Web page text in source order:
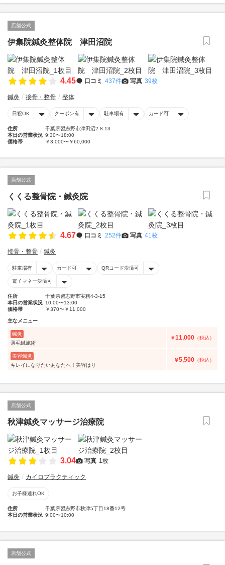
店舗公式
伊集院鍼灸整体院 津田沼院
4.45 口コミ 437件 写真 39枚
鍼灸 接骨・整骨 整体
日祝OK クーポン有 駐車場有 カード可
住所
千葉県習志野市津田沼2-8-13
本日の営業状況 9:30〜18:00
価格帯
￥3,000〜￥60,000
店舗公式
くくる整骨院・鍼灸院
4.67 口コミ 252件 写真 41枚
接骨・整骨 鍼灸
駐車場有 カード可 QRコード決済可
電子マネー決済可
住所
千葉県習志野市実籾4-3-15
本日の営業状況 10:00〜13:00
価格帯
￥370〜￥11,000
主なメニュー
鍼灸
薄毛鍼施術
￥11,000 （税込）
美容鍼灸
キレイになりたいあなたへ！美容はり
￥5,500 （税込）
店舗公式
秋津鍼灸マッサージ治療院
3.04 写真 1枚
鍼灸 カイロプラクティック
お子様連れOK
住所
千葉県習志野市秋津5丁目18番12号
本日の営業状況 9:00〜10:00
店舗公式